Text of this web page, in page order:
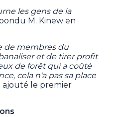
les gens de la
M. Kinew en
de membres du
et de tirer profit
de forêt qui a coûté
cela n'a pas sa place
ajouté le premier